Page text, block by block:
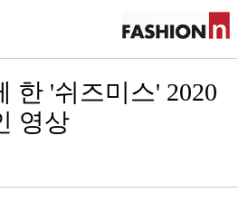
한 '쉬즈미스' 2020
영상